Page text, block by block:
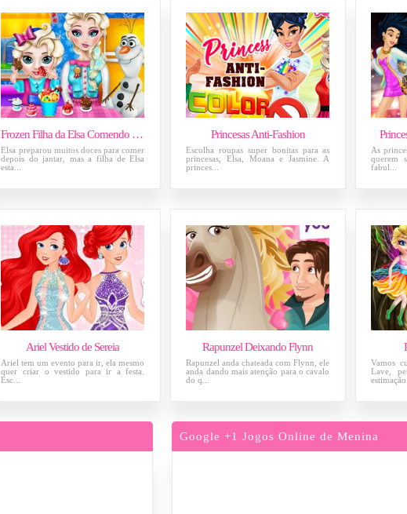
Frozen Filha da Elsa Comendo Doces
Elsa preparou muitos doces para comer
depois do jantar, mas a filha de Elsa
esta...
Princesas Anti-Fashion
Escolha roupas super bonitas para as
princesas, Elsa, Moana e Jasmine. A
princes...
As
querem
fabul...
Ariel Vestido de Sereia
Ariel tem um evento para ir, ela mesmo
quer criar o vestido para ir a festa.
Esc...
Rapunzel Deixando Flynn
Rapunzel anda chateada com Flynn, ele
anda dando mais atenção para o cavalo
do q...
Vamos
Lave,
Google +1 Jogos Online de Menina